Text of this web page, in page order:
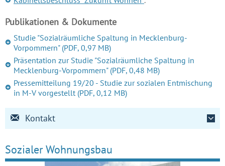
Publikationen & Dokumente
Studie "Sozialräumliche Spaltung in Mecklenburg-
Vorpommern" (PDF, 0,97 MB)
Präsentation zur Studie "Sozialräumliche Spaltung in
Mecklenburg-Vorpommern" (PDF, 0,48 MB)
Pressemitteilung 19/20 - Studie zur sozialen Entmischung
in M-V vorgestellt (PDF, 0,12 MB)
Kontakt
Sozialer Wohnungs­bau